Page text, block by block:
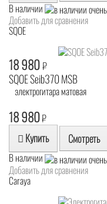
В наличии
Добавить для сравнения
SQOE
18 980₽
SQOE Seib370 MSB
электрогитара матовая
18 980₽
Купить Смотреть
В наличии
Добавить для сравнения
Caraya